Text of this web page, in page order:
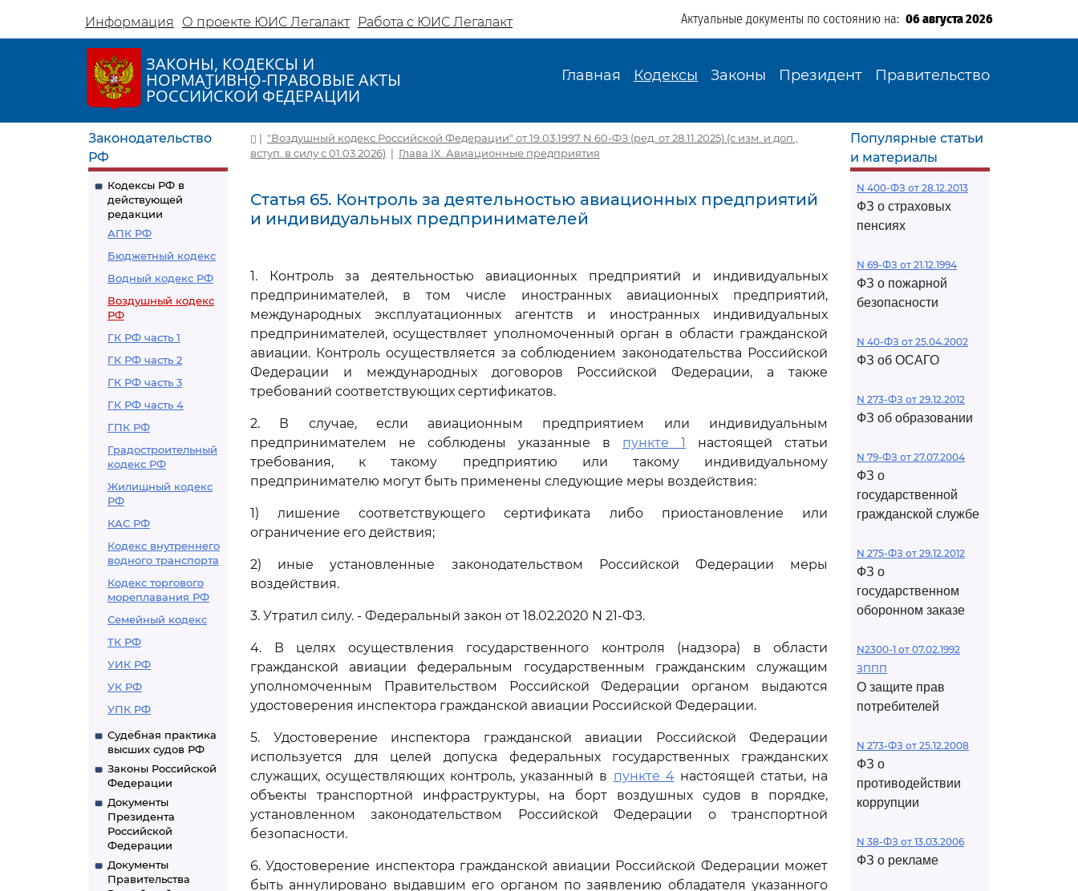
Информация О проекте ЮИС Легалакт Работа с ЮИС Легалакт Актуальные документы по состоянию на: 06 августа 2026
ЗАКОНЫ, КОДЕКСЫ И
НОРМАТИВНО-ПРАВОВЫЕ АКТЫ
РОССИЙСКОЙ ФЕДЕРАЦИИ
Главная Кодексы Законы Президент Правительство
Законодательство
РФ
Кодексы РФ в
действующей
редакции
АПК РФ
Бюджетный кодекс
Водный кодекс РФ
Воздушный кодекс
РФ
ГК РФ часть 1
ГК РФ часть 2
ГК РФ часть 3
ГК РФ часть 4
ГПК РФ
Градостроительный
кодекс РФ
Жилищный кодекс
РФ
КАС РФ
Кодекс внутреннего
водного транспорта
Кодекс торгового
мореплавания РФ
Семейный кодекс
ТК РФ
УИК РФ
УК РФ
УПК РФ
Судебная практика
высших судов РФ
Законы Российской
Федерации
Документы
Президента
Российской
Федерации
Документы
Правительства
| "Воздушный кодекс Российской Федерации" от 19.03.1997 N 60-ФЗ (ред. от 28.11.2025) (с изм. и доп.,
вступ. в силу с 01.03.2026) | Глава IX. Авиационные предприятия
Статья 65. Контроль за деятельностью авиационных предприятий
и индивидуальных предпринимателей
1. Контроль за деятельностью авиационных предприятий и индивидуальных
предпринимателей, в том числе иностранных авиационных предприятий,
международных эксплуатационных агентств и иностранных индивидуальных
предпринимателей, осуществляет уполномоченный орган в области гражданской
авиации. Контроль осуществляется за соблюдением законодательства Российской
Федерации и международных договоров Российской Федерации, а также
требований соответствующих сертификатов.
2. В случае, если авиационным предприятием или индивидуальным
предпринимателем не соблюдены указанные в пункте 1
настоящей статьи
требования, к такому предприятию или такому индивидуальному
предпринимателю могут быть применены следующие меры воздействия:
1) лишение соответствующего сертификата либо приостановление или
ограничение его действия;
2) иные установленные законодательством Российской Федерации меры
воздействия.
3. Утратил силу. - Федеральный закон от 18.02.2020 N 21-ФЗ.
4. В целях осуществления государственного контроля (надзора) в области
гражданской авиации федеральным государственным гражданским служащим
уполномоченным Правительством Российской Федерации органом выдаются
удостоверения инспектора гражданской авиации Российской Федерации.
5. Удостоверение инспектора гражданской авиации Российской Федерации
используется для целей допуска федеральных государственных гражданских
служащих, осуществляющих контроль, указанный в пункте 4настоящей статьи, на
объекты транспортной инфраструктуры, на борт воздушных судов в порядке,
установленном законодательством Российской Федерации о транспортной
безопасности.
6. Удостоверение инспектора гражданской авиации Российской Федерации может
быть аннулировано выдавшим его органом по заявлению обладателя указанного
Популярные статьи
и материалы
N 400-ФЗ от 28.12.2013
ФЗ о страховых
пенсиях
N 69-ФЗ от 21.12.1994
ФЗ о пожарной
безопасности
N 40-ФЗ от 25.04.2002
ФЗ об ОСАГО
N 273-ФЗ от 29.12.2012
ФЗ об образовании
N 79-ФЗ от 27.07.2004
ФЗ о
государственной
гражданской службе
N 275-ФЗ от 29.12.2012
ФЗ о
государственном
оборонном заказе
N2300-1 от 07.02.1992
ЗППП
О защите прав
потребителей
N 273-ФЗ от 25.12.2008
ФЗ о
противодействии
коррупции
N 38-ФЗ от 13.03.2006
ФЗ о рекламе